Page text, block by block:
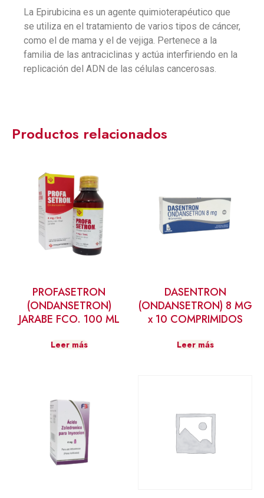
La Epirubicina es un agente quimioterapéutico que
se utiliza en el tratamiento de varios tipos de cáncer,
como el de mama y el de vejiga. Pertenece a la
familia de las antraciclinas y actúa interfiriendo en la
replicación del ADN de las células cancerosas.
Productos relacionados
PROFASETRON
(ONDANSETRON)
JARABE FCO. 100 ML
Leer más
DASENTRON
(ONDANSETRON) 8 MG
x 10 COMPRIMIDOS
Leer más